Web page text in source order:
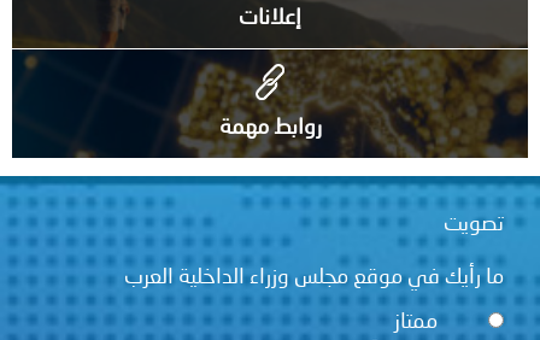
إعلانات
روابط مهمة
تصويت
ما رأيك في موقع مجلس وزراء الداخلية العرب
ممتاز